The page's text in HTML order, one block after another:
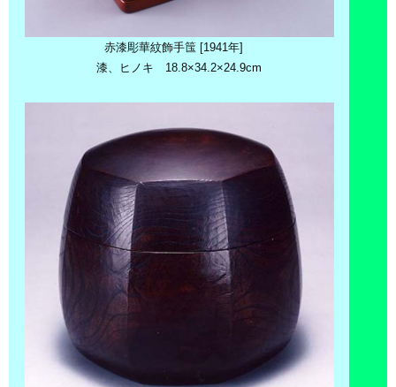
赤漆彫華紋飾手筺 [1941年]
漆、ヒノキ 18.8×34.2×24.9cm